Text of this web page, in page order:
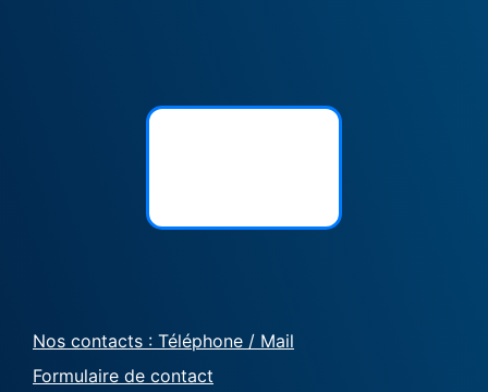
Nos contacts : Téléphone / Mail
Formulaire de contact